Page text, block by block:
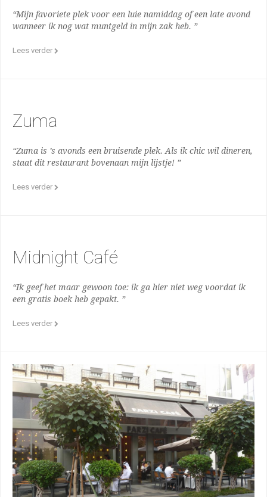
“Mijn favoriete plek voor een luie namiddag of een late avond
wanneer ik nog wat muntgeld in mijn zak heb. ”
Lees verder
Zuma
“Zuma is ’s avonds een bruisende plek. Als ik chic wil dineren,
staat dit restaurant bovenaan mijn lijstje! ”
Lees verder
Midnight Café
“Ik geef het maar gewoon toe: ik ga hier niet weg voordat ik
een gratis boek heb gepakt. ”
Lees verder